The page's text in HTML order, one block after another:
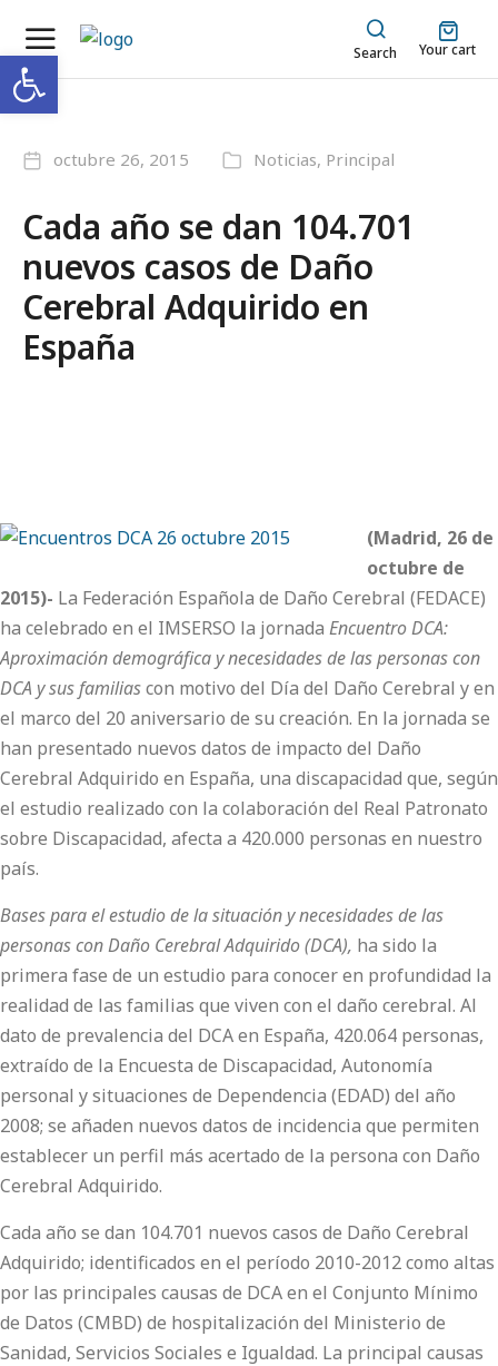
Abrir barra de herramientas Search Your cart
octubre 26, 2015 Noticias, Principal
Cada año se dan 104.701
nuevos casos de Daño
Cerebral Adquirido en
España
(Madrid, 26 de
octubre de
2015)- La Federación Española de Daño Cerebral (FEDACE)
ha celebrado en el IMSERSO la jornada Encuentro DCA:
Aproximación demográfica y necesidades de las personas con
DCA y sus familiascon motivo del Día del Daño Cerebral y en
el marco del 20 aniversario de su creación. En la jornada se
han presentado nuevos datos de impacto del Daño
Cerebral Adquirido en España, una discapacidad que, según
el estudio realizado con la colaboración del Real Patronato
sobre Discapacidad, afecta a 420.000 personas en nuestro
país.
Bases para el estudio de la situación y necesidades de las
personas con Daño Cerebral Adquirido (DCA), ha sido la
primera fase de un estudio para conocer en profundidad la
realidad de las familias que viven con el daño cerebral. Al
dato de prevalencia del DCA en España, 420.064 personas,
extraído de la Encuesta de Discapacidad, Autonomía
personal y situaciones de Dependencia (EDAD) del año
2008; se añaden nuevos datos de incidencia que permiten
establecer un perfil más acertado de la persona con Daño
Cerebral Adquirido.
Cada año se dan 104.701 nuevos casos de Daño Cerebral
Adquirido; identificados en el período 2010-2012 como altas
por las principales causas de DCA en el Conjunto Mínimo
de Datos (CMBD) de hospitalización del Ministerio de
Sanidad, Servicios Sociales e Igualdad. La principal causas